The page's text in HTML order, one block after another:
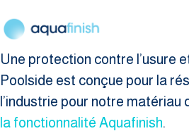
Une protection contre l’usure
Poolside est conçue pour la
l’industrie pour notre
la fonctionnalité Aquafinish.